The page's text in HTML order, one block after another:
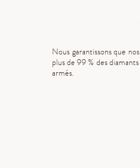
Nous garantissons que
plus de 99 % des
armés.